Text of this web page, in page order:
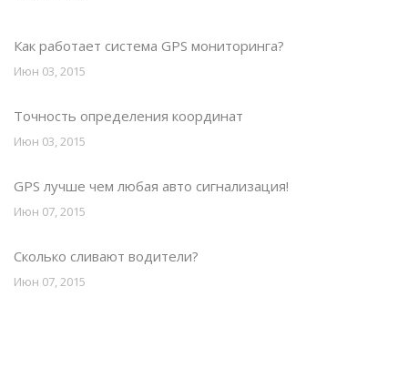
Как работает система GPS мониторинга?
Июн 03, 2015
Точность определения координат
Июн 03, 2015
GPS лучше чем любая авто сигнализация!
Июн 07, 2015
Сколько сливают водители?
Июн 07, 2015